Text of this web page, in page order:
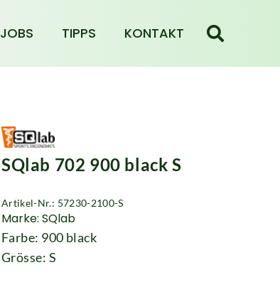
JOBS TIPPS KONTAKT
SQlab 702 900 black S
Artikel-Nr.: 57230-2100-S
Marke: SQlab
Farbe: 900 black
Grösse: S